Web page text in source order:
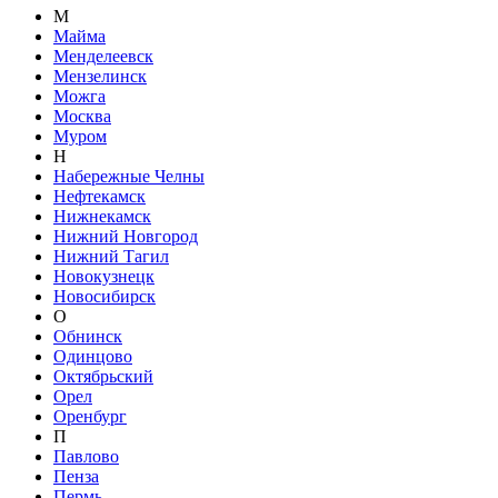
М
Майма
Менделеевск
Мензелинск
Можга
Москва
Муром
Н
Набережные Челны
Нефтекамск
Нижнекамск
Нижний Новгород
Нижний Тагил
Новокузнецк
Новосибирск
О
Обнинск
Одинцово
Октябрьский
Орел
Оренбург
П
Павлово
Пенза